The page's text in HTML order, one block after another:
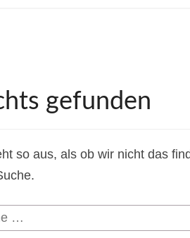
gefunden
so aus, als ob wir nicht das